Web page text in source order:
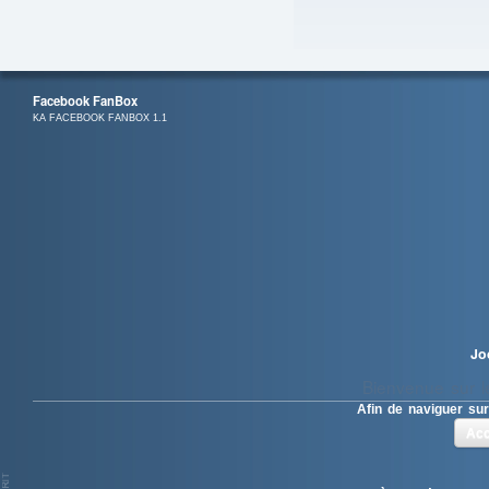
Facebook FanBox
KA FACEBOOK FANBOX 1.1
Afin de naviguer